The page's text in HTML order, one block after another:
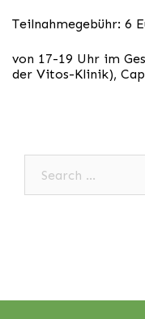
Teilnahmegebühr: 6
von 17-19 Uhr im
der Vitos-Klinik),